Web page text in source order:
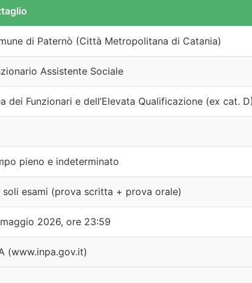
di Paternò (Città Metropolitana di Catania)
Assistente Sociale
dei Funzionari e dell’Elevata Qualificazione (ex cat. D)
pieno e indeterminato
soli esami (prova scritta + prova orale)
2026, ore 23:59
(www.inpa.gov.it)